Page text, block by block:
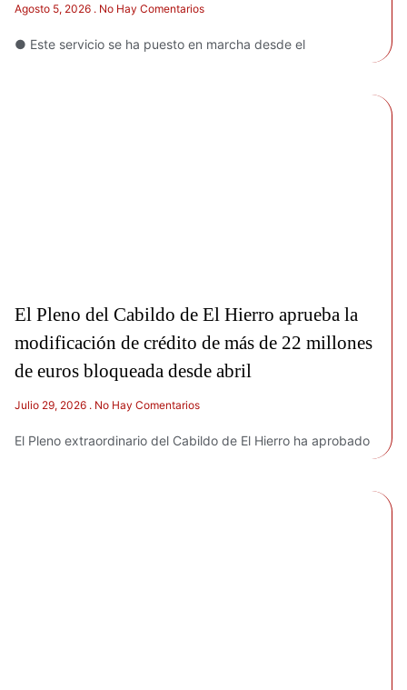
Agosto 5, 2026 No Hay Comentarios
● Este servicio se ha puesto en marcha desde el
El Pleno del Cabildo de El Hierro aprueba la
modificación de crédito de más de 22 millones
de euros bloqueada desde abril
Julio 29, 2026 No Hay Comentarios
El Pleno extraordinario del Cabildo de El Hierro ha aprobado